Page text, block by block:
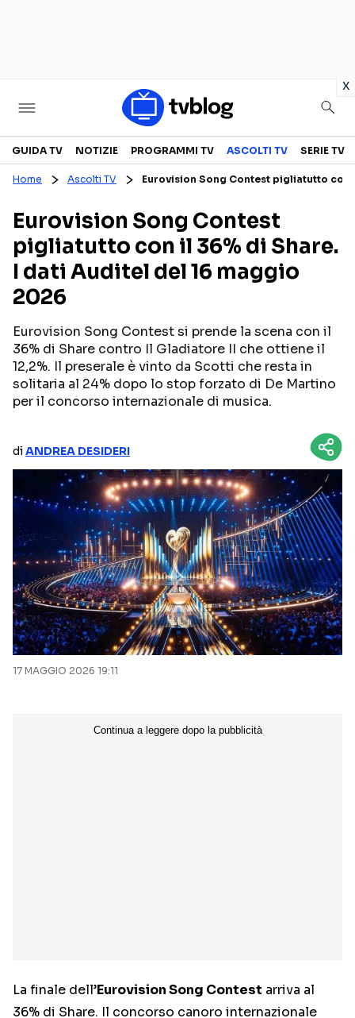
x
Televisione
CANALI TV
PROGRAMMI TV
PERSONAGGI TV
SERIE TV
REALITY SHOW
FICTION
Streaming
NETFLIX
AMAZON PRIME VIDEO
RAIPLAY
MEDIASET INFINITY
DAZN
Categorie
NOTIZIE
ANTEPRIME
RETROSCENA
INTERVISTE
RUBRICHE
GUIDA TV NOTIZIE PROGRAMMI TV ASCOLTI TV SERIE TV
Home Ascolti TV Eurovision Song Contest pigliatutto con
Eurovision Song Contest
pigliatutto con il 36% di Share.
I dati Auditel del 16 maggio
2026
Eurovision Song Contest si prende la scena con il
36% di Share contro Il Gladiatore II che ottiene il
12,2%. Il preserale è vinto da Scotti che resta in
solitaria al 24% dopo lo stop forzato di De Martino
per il concorso internazionale di musica.
diANDREA DESIDERI
17 MAGGIO 2026 19:11
La finale dell’Eurovision Song Contest arriva al
36% di Share. Il concorso canoro internazionale